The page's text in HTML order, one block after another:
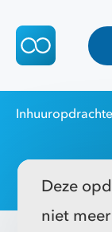
Deze
niet